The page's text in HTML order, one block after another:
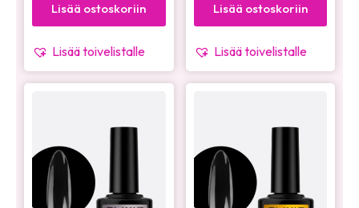
Lisää ostoskoriin
Lisää toivelistalle
Lisää ostoskoriin
Lisää toivelistalle